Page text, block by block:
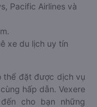
Pacific Airlines và
xe du lịch uy tín
thể đặt được dịch vụ
hấp dẫn. Vexere
cho bạn những